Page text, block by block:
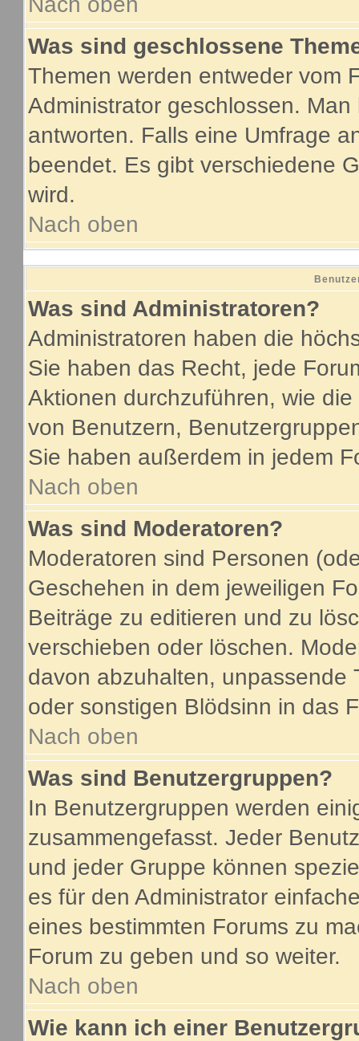
Was sind geschlossene
Themen werden entweder vom
Administrator geschlossen.
antworten. Falls eine Umfrage
beendet. Es gibt verschiedene
wird.
Nach oben
Was sind Administratoren?
Administratoren haben die
Sie haben das Recht, jede
Aktionen durchzuführen, wie
von Benutzern,
Sie haben außerdem in jedem
Nach oben
Was sind Moderatoren?
Moderatoren sind Personen
Geschehen in dem jeweiligen
Beiträge zu editieren und zu
verschieben oder löschen.
davon abzuhalten, unpassende
oder sonstigen Blödsinn in das
Nach oben
Was sind Benutzergruppen?
In Benutzergruppen werden
zusammengefasst. Jeder
und jeder Gruppe können
es für den Administrator
eines bestimmten Forums zu
Forum zu geben und so weiter.
Nach oben
Wie kann ich einer